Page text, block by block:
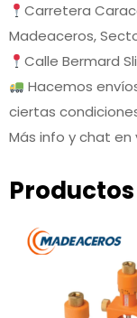
Carretera
Madeaceros,
Calle Bermard
Hacemos
ciertas
Más info y chat